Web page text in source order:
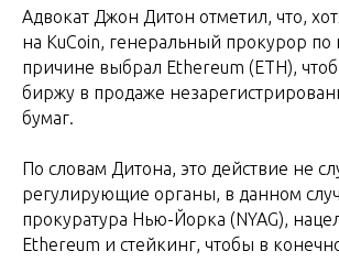
Адвокат Джон Дитон отметил, что,
на KuCoin, генеральный прокурор по
причине выбрал Ethereum (ETH),
биржу в продаже
бумаг.
По словам Дитона, это действие не
регулирующие органы, в данном
прокуратура Нью-Йорка (NYAG),
Ethereum и стейкинг, чтобы в